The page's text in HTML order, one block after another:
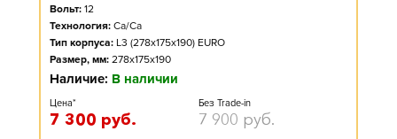
Вольт: 12
Технология: Ca/Ca
Тип корпуса: L3 (278x175x190) EURO
Размер, мм: 278x175x190
Наличие: В наличии
Цена*
7 300 руб.
Без Trade-in
7 900 руб.